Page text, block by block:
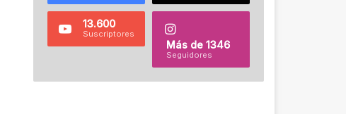
13.600
Suscriptores
Más de 1346
Seguidores